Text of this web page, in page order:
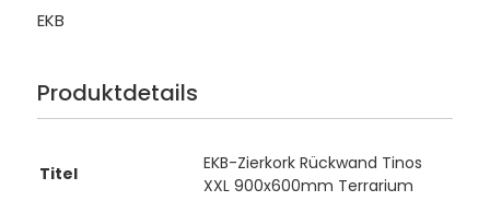
EKB
Produktdetails
Titel
EKB-Zierkork Rückwand Tinos
XXL 900x600mm Terrarium